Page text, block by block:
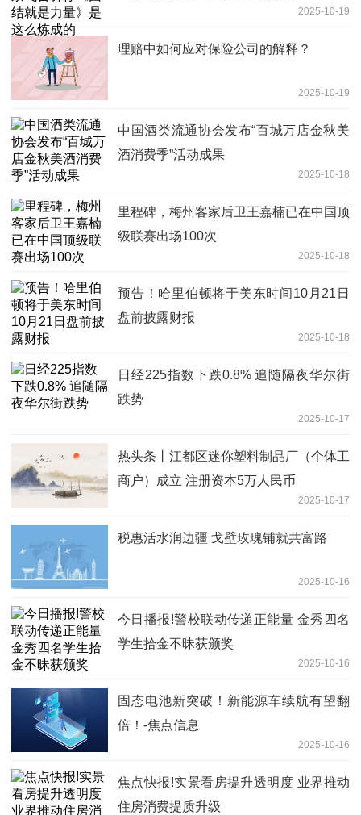
2025-10-19
理赔中如何应对保险公司的解释？
2025-10-19
中国酒类流通协会发布“百城万店金秋美
酒消费季”活动成果
2025-10-18
里程碑，梅州客家后卫王嘉楠已在中国顶
级联赛出场100次
2025-10-18
预告！哈里伯顿将于美东时间10月21日
盘前披露财报
2025-10-18
日经225指数下跌0.8% 追随隔夜华尔街
跌势
2025-10-17
热头条丨江都区迷你塑料制品厂（个体工
商户）成立 注册资本5万人民币
2025-10-17
税惠活水润边疆 戈壁玫瑰铺就共富路
2025-10-16
今日播报!警校联动传递正能量 金秀四名
学生拾金不昧获颁奖
2025-10-16
固态电池新突破！新能源车续航有望翻
倍！-焦点信息
2025-10-16
焦点快报!实景看房提升透明度 业界推动
住房消费提质升级